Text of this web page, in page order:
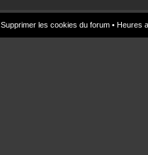
Supprimer les cookies du forum • Heures